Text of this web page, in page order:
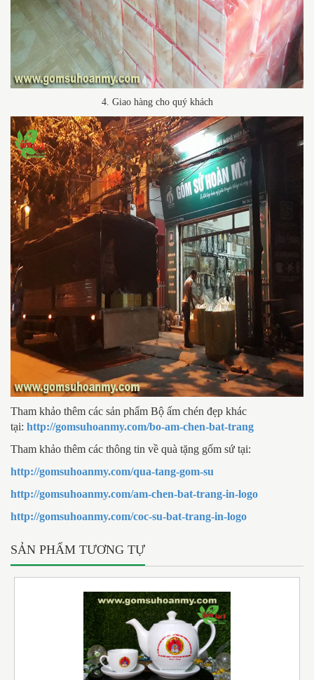
4. Giao hàng cho quý khách
Tham khảo thêm các sản phẩm Bộ ấm chén đẹp khác
tại: http://gomsuhoanmy.com/bo-am-chen-bat-trang
Tham khảo thêm các thông tin về quà tặng gốm sứ tại:
http://gomsuhoanmy.com/qua-tang-gom-su
http://gomsuhoanmy.com/am-chen-bat-trang-in-logo
http://gomsuhoanmy.com/coc-su-bat-trang-in-logo
SẢN PHẨM TƯƠNG TỰ